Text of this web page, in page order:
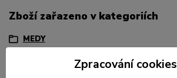
Zboží zařazeno v kategoriích
MEDY
Včelařství DomovinaZpracování cookies